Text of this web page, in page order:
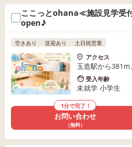
ここっとohana≪施設見学受
open♪
空きあり 送迎あり 土日祝営業
アクセス
玉造駅から
受入年齢
未就学 小学生
1分で完了！
お問い合わせ
（無料）